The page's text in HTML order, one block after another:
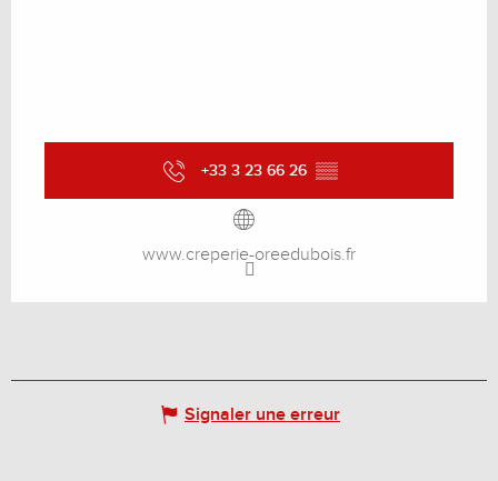
+33 3 23 66 26 ▒▒
www.creperie-oreedubois.fr
Signaler une erreur